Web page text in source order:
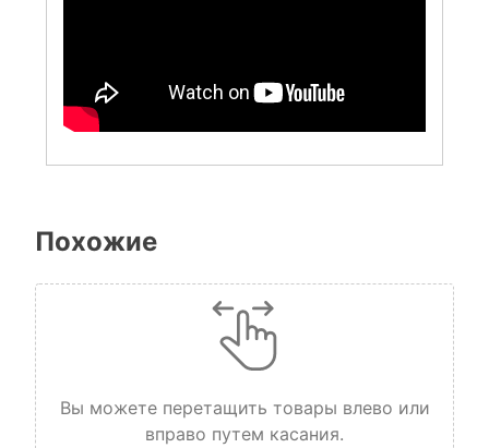
Похожие
Вы можете перетащить товары влево или
вправо путем касания.